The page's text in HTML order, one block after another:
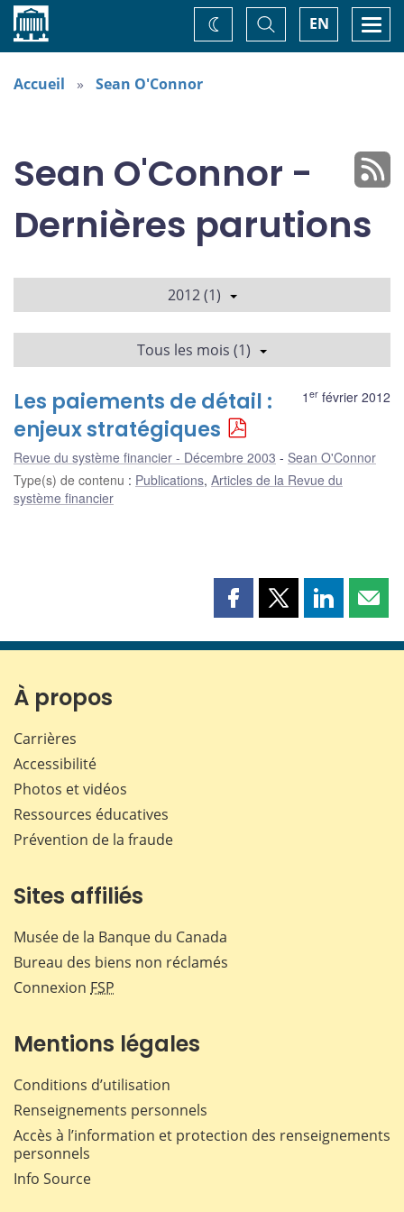
Accueil EN
Basculer
la
recherche
Changez
de
Accueil Sean O'Connor
Sean O'Connor -
Dernières parutions
2012 (1)
Tous les mois (1)
1 er février 2012
Les paiements de détail :
enjeux stratégiques
Revue du système financier - Décembre 2003
Sean O'Connor
Type(s) de contenu : Publications, Articles de la Revue du
système financier
Partager
page
Partager
page
Partager
page page
À propos
Carrières
Accessibilité
Photos et vidéos
Ressources éducatives
Prévention de la fraude
Sites affiliés
Musée de la Banque du Canada
Bureau des biens non réclamés
Connexion FSP
Mentions légales
Conditions d’utilisation
Renseignements personnels
Accès à l’information et protection des renseignements
personnels
Info Source